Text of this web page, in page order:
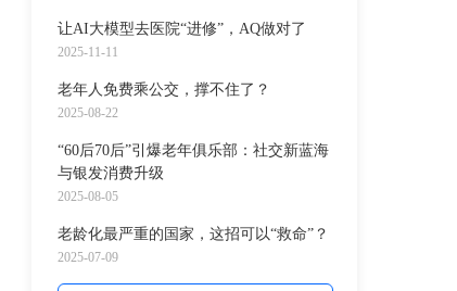
让AI大模型去医院“进修”，AQ做对了
2025-11-11
老年人免费乘公交，撑不住了？
2025-08-22
“60后70后”引爆老年俱乐部：社交新蓝海
与银发消费升级
2025-08-05
老龄化最严重的国家，这招可以“救命”？
2025-07-09